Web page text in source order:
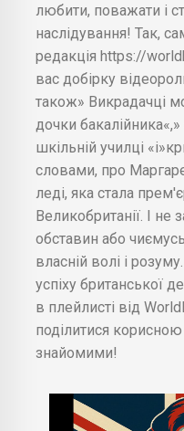
любити, поважати і
наслідування! Так,
редакція https://
вас добірку
також» Викрадачці
дочки
шкільній училці
словами, про
леді, яка стала
Великобританії. І не
обставин або
власній волі і
успіху британської
в плейлисті від
поділитися
знайомими!